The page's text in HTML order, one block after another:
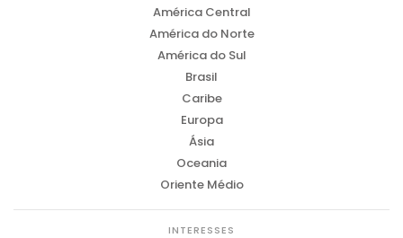
América Central
América do Norte
América do Sul
Brasil
Caribe
Europa
Ásia
Oceania
Oriente Médio
INTERESSES